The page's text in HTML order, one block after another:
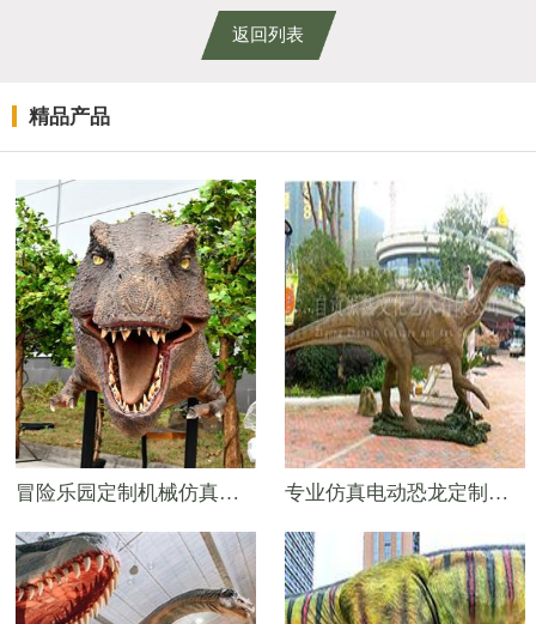
返回列表
精品产品
冒险乐园定制机械仿真恐龙头模型——霸王龙 专业仿真电动恐龙定制基地——4米机械禽龙模型